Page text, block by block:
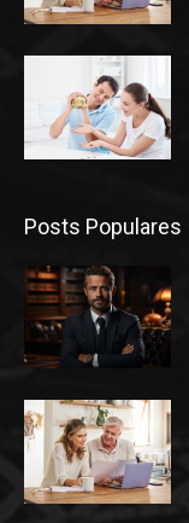
Posts Populares